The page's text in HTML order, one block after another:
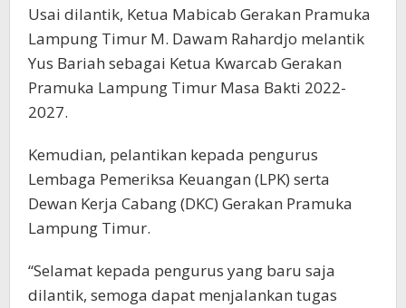
Usai dilantik, Ketua Mabicab Gerakan Pramuka
Lampung Timur M. Dawam Rahardjo melantik
Yus Bariah sebagai Ketua Kwarcab Gerakan
Pramuka Lampung Timur Masa Bakti 2022-
2027.
Kemudian, pelantikan kepada pengurus
Lembaga Pemeriksa Keuangan (LPK) serta
Dewan Kerja Cabang (DKC) Gerakan Pramuka
Lampung Timur.
“Selamat kepada pengurus yang baru saja
dilantik, semoga dapat menjalankan tugas